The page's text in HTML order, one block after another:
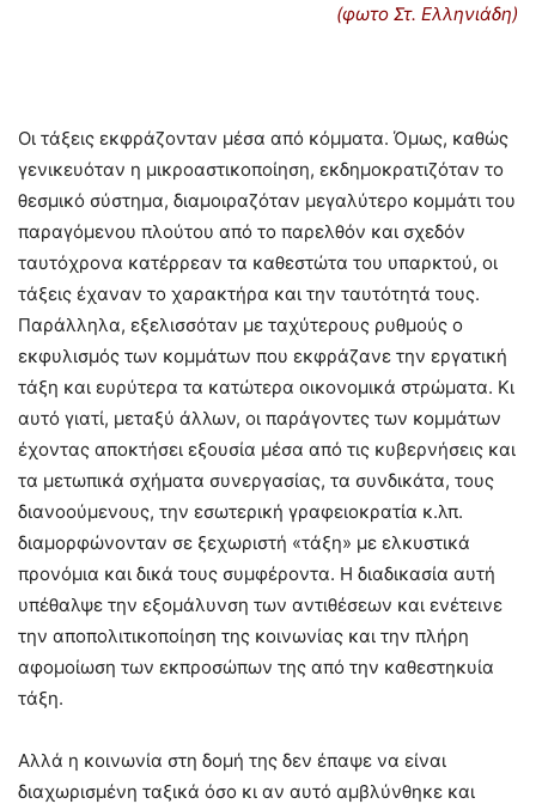
(φωτο Στ. Ελληνιάδη)
Οι τάξεις εκφράζονταν μέσα από κόμματα. Όμως, καθώς
γενικευόταν η μικροαστικοποίηση, εκδημοκρατιζόταν το
θεσμικό σύστημα, διαμοιραζόταν μεγαλύτερο κομμάτι του
παραγόμενου πλούτου από το παρελθόν και σχεδόν
ταυτόχρονα κατέρρεαν τα καθεστώτα του υπαρκτού, οι
τάξεις έχαναν το χαρακτήρα και την ταυτότητά τους.
Παράλληλα, εξελισσόταν με ταχύτερους ρυθμούς ο
εκφυλισμός των κομμάτων που εκφράζανε την εργατική
τάξη και ευρύτερα τα κατώτερα οικονομικά στρώματα. Κι
αυτό γιατί, μεταξύ άλλων, οι παράγοντες των κομμάτων
έχοντας αποκτήσει εξουσία μέσα από τις κυβερνήσεις και
τα μετωπικά σχήματα συνεργασίας, τα συνδικάτα, τους
διανοούμενους, την εσωτερική γραφειοκρατία κ.λπ.
διαμορφώνονταν σε ξεχωριστή «τάξη» με ελκυστικά
προνόμια και δικά τους συμφέροντα. Η διαδικασία αυτή
υπέθαλψε την εξομάλυνση των αντιθέσεων και ενέτεινε
την αποπολιτικοποίηση της κοινωνίας και την πλήρη
αφομοίωση των εκπροσώπων της από την καθεστηκυία
τάξη.
Αλλά η κοινωνία στη δομή της δεν έπαψε να είναι
διαχωρισμένη ταξικά όσο κι αν αυτό αμβλύνθηκε και